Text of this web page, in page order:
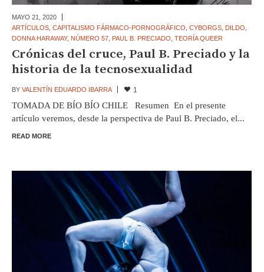
MAYO 21, 2020
ARTÍCULOS, CAPITALISMO FÁRMACO-PORNOGRÁFICO CYBORGS, DILDO
DONNA HARAWAY, NÚMERO 57, PAUL B. PRECIADO TEORÍA QUEER
Crónicas del cruce, Paul B. Preciado y la
historia de la tecnosexualidad
BY VALENTÍN EDUARDO IBARRA 1
TOMADA DE BÍO BÍO CHILE Resumen En el presente
artículo veremos, desde la perspectiva de Paul B. Preciado, el...
READ MORE